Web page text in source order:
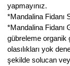
yapmayınız.
*Mandalina Fidanı
*Mandalina Fidanı
gübreleme organik
olasılıkları yok
şekilde solucan